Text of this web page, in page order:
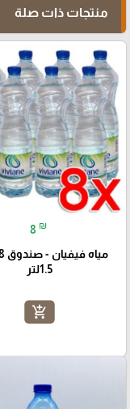
منتجات ذات صلة
8 ₪
1.5لتر
add_shopping_cart